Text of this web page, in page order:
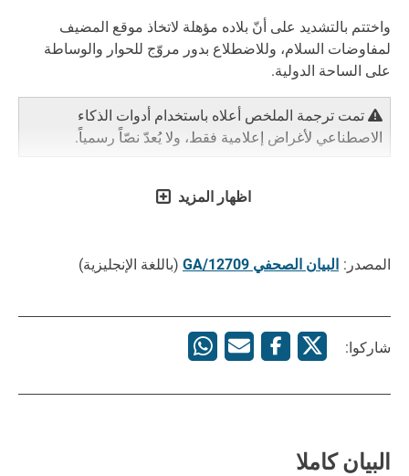
واختتم بالتشديد على أنّ بلاده مؤهلة لاتخاذ موقع المضيف
لمفاوضات السلام، وللاضطلاع بدور مروّج للحوار والوساطة
على الساحة الدولية.
تمت ترجمة الملخص أعلاه باستخدام أدوات الذكاء
الاصطناعي لأغراض إعلامية فقط، ولا يُعدّ نصّاً رسمياً.
اظهار المزيد
المصدر: البيان الصحفي GA/12709 (باللغة الإنجليزية)
شاركوا:
البيان كاملا